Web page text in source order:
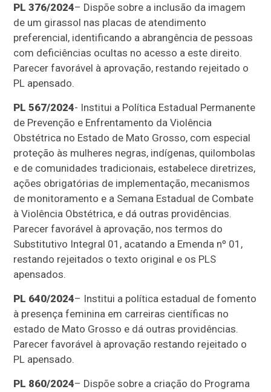
PL 376/2024– Dispõe sobre a inclusão da imagem
de um girassol nas placas de atendimento
preferencial, identificando a abrangência de pessoas
com deficiências ocultas no acesso a este direito.
Parecer favorável à aprovação, restando rejeitado o
PL apensado.
PL 567/2024- Institui a Política Estadual Permanente
de Prevenção e Enfrentamento da Violência
Obstétrica no Estado de Mato Grosso, com especial
proteção às mulheres negras, indígenas, quilombolas
e de comunidades tradicionais, estabelece diretrizes,
ações obrigatórias de implementação, mecanismos
de monitoramento e a Semana Estadual de Combate
à Violência Obstétrica, e dá outras providências.
Parecer favorável à aprovação, nos termos do
Substitutivo Integral 01, acatando a Emenda nº 01,
restando rejeitados o texto original e os PLS
apensados.
PL 640/2024– Institui a política estadual de fomento
à presença feminina em carreiras científicas no
estado de Mato Grosso e dá outras providências.
Parecer favorável à aprovação restando rejeitado o
PL apensado.
PL 860/2024– Dispõe sobre a criação do Programa